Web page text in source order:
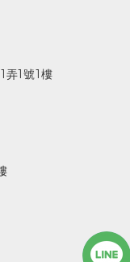
弄1號1樓